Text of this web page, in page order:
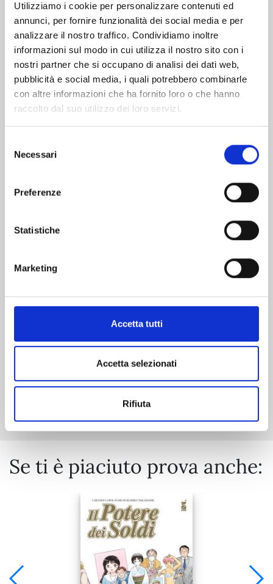
Utilizziamo i cookie per personalizzare contenuti ed
annunci, per fornire funzionalità dei social media e per
analizzare il nostro traffico. Condividiamo inoltre
informazioni sul modo in cui utilizza il nostro sito con i
nostri partner che si occupano di analisi dei dati web,
pubblicità e social media, i quali potrebbero combinarle
con altre informazioni che ha fornito loro o che hanno
raccolto dal suo utilizzo dei loro servizi.
delNecessari
Preferenze
Statistiche
Marketing
Accetta tutti
Accetta selezionati
Rifiuta
Altri volumi della serie
Mostra tutto
Se ti è piaciuto prova anche: